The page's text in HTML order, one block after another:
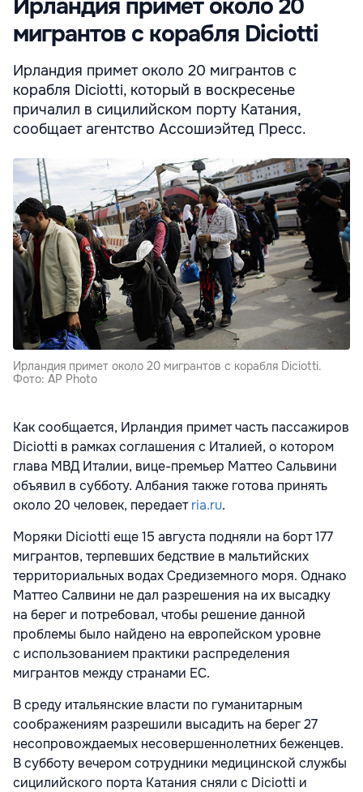
Ирландия примет около 20
мигрантов с корабля Diciotti
Ирландия примет около 20 мигрантов с
корабля Diciotti, который в воскресенье
причалил в сицилийском порту Катания,
сообщает агентство Ассошиэйтед Пресс.
Ирландия примет около 20 мигрантов с корабля Diciotti.
Фото: AP Photo
Как сообщается, Ирландия примет часть пассажиров
Diciotti в рамках соглашения с Италией, о котором
глава МВД Италии, вице-премьер Маттео Сальвини
объявил в субботу. Албания также готова принять
около 20 человек, передаетria.ru.
Моряки Diciotti еще 15 августа подняли на борт 177
мигрантов, терпевших бедствие в мальтийских
территориальных водах Средиземного моря. Однако
Маттео Салвини не дал разрешения на их высадку
на берег и потребовал, чтобы решение данной
проблемы было найдено на европейском уровне
с использованием практики распределения
мигрантов между странами ЕС.
В среду итальянские власти по гуманитарным
соображениям разрешили высадить на берег 27
несопровождаемых несовершеннолетних беженцев.
В субботу вечером сотрудники медицинской службы
сицилийского порта Катания сняли с Diciotti и